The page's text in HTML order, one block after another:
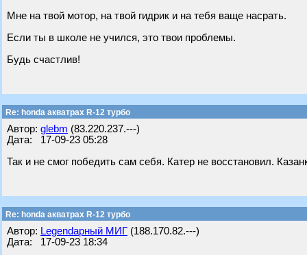
Мне на твой мотор, на твой гидрик и на тебя ваще насрать.
Если ты в школе не учился, это твои проблемы.
Будь счастлив!
Re: honda акватрах R-12 турбо
Автор: glebm (83.220.237.---)
Дата: 17-09-23 05:28
Так и не смог победить сам себя. Катер не восстановил.
Re: honda акватрах R-12 турбо
Автор: Legendарный МИГ (188.170.82.---)
Дата: 17-09-23 18:34